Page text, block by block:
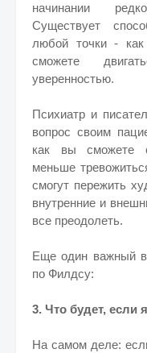
начинании
Существует
любой точки -
сможете
уверенностью.
Психиатр и
вопрос своим
как вы сможете
меньше
смогут пережить
внутренние и
все преодолеть.
Еще один важный
по Филдсу:
3. Что будет, если
На самом деле: